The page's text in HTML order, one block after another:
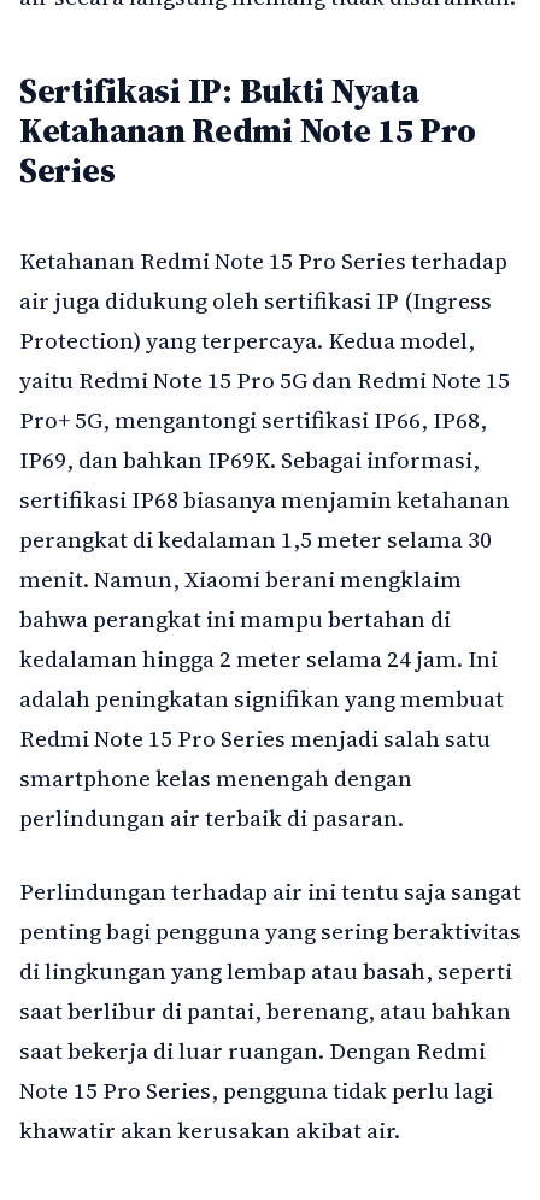
Sertifikasi IP: Bukti Nyata
Ketahanan Redmi Note 15 Pro
Series
Ketahanan Redmi Note 15 Pro Series terhadap
air juga didukung oleh sertifikasi IP (Ingress
Protection) yang terpercaya. Kedua model,
yaitu Redmi Note 15 Pro 5G dan Redmi Note 15
Pro+ 5G, mengantongi sertifikasi IP66, IP68,
IP69, dan bahkan IP69K. Sebagai informasi,
sertifikasi IP68 biasanya menjamin ketahanan
perangkat di kedalaman 1,5 meter selama 30
menit. Namun, Xiaomi berani mengklaim
bahwa perangkat ini mampu bertahan di
kedalaman hingga 2 meter selama 24 jam. Ini
adalah peningkatan signifikan yang membuat
Redmi Note 15 Pro Series menjadi salah satu
smartphone kelas menengah dengan
perlindungan air terbaik di pasaran.
Perlindungan terhadap air ini tentu saja sangat
penting bagi pengguna yang sering beraktivitas
di lingkungan yang lembap atau basah, seperti
saat berlibur di pantai, berenang, atau bahkan
saat bekerja di luar ruangan. Dengan Redmi
Note 15 Pro Series, pengguna tidak perlu lagi
khawatir akan kerusakan akibat air.